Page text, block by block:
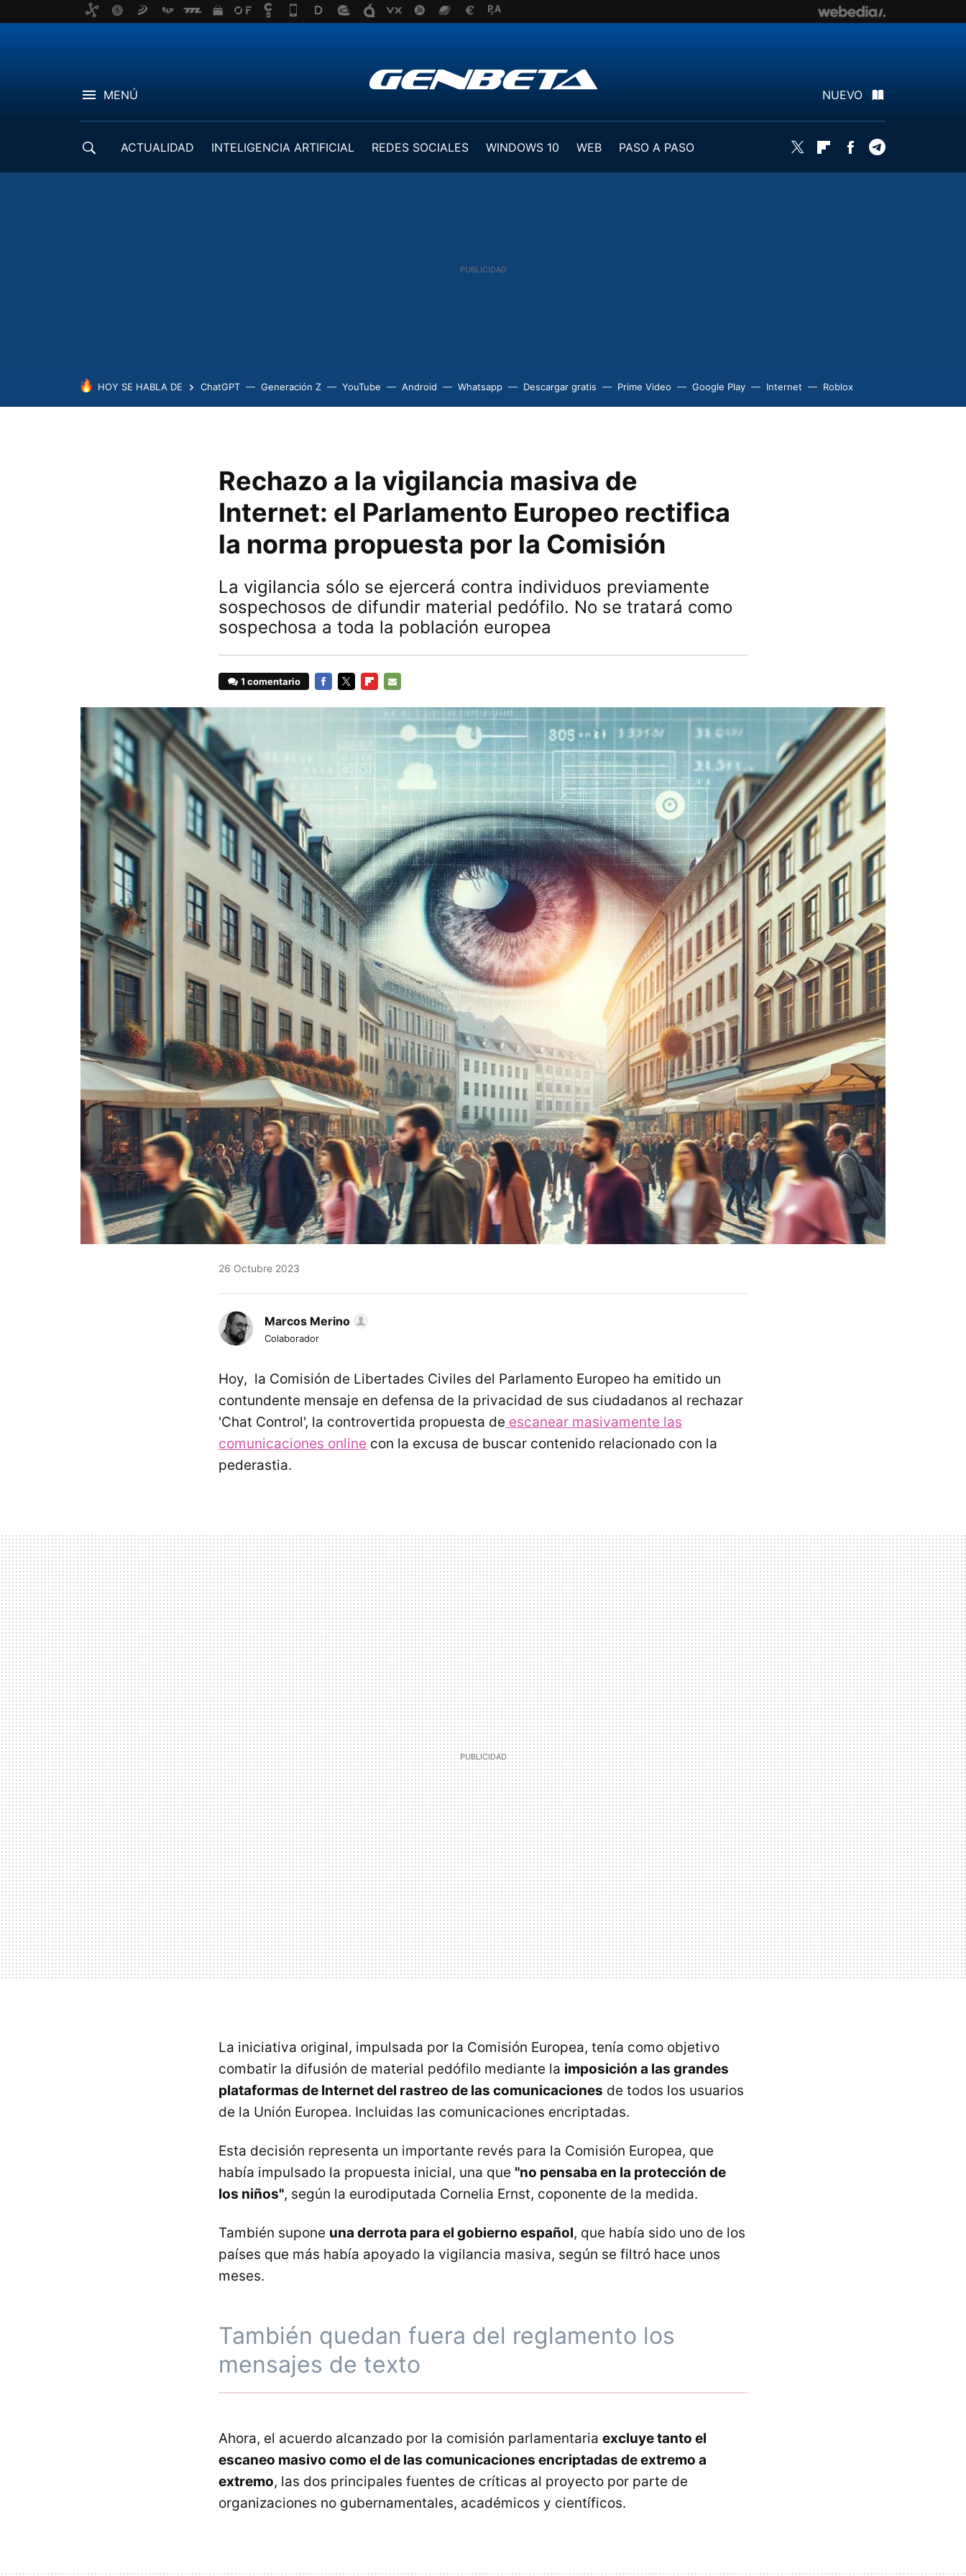
MENÚ NUEVO
ACTUALIDAD INTELIGENCIA ARTIFICIAL REDES SOCIALES WINDOWS 10 WEB
PASO A PASO
Twitter FlipboardFacebook
HOY SE HABLA DE ChatGPT Generación Z YouTube Android Whatsapp Descargar gratis Prime Video Google Play Internet Roblox
Rechazo a la vigilancia masiva de
Internet: el Parlamento Europeo rectifica
la norma propuesta por la Comisión
La vigilancia sólo se ejercerá contra individuos previamente
sospechosos de difundir material pedófilo. No se tratará como
sospechosa a toda la población europea
1 comentario
26 Octubre 2023
Marcos Merino
Colaborador
Hoy, la Comisión de Libertades Civiles del Parlamento Europeo ha emitido un
contundente mensaje en defensa de la privacidad de sus ciudadanos al rechazar
'Chat Control', la controvertida propuesta de escanear masivamente las
comunicaciones online con la excusa de buscar contenido relacionado con la
pederastia.
La iniciativa original, impulsada por la Comisión Europea, tenía como objetivo
combatir la difusión de material pedófilo mediante la imposición a las grandes
plataformas de Internet del rastreo de las comunicaciones de todos los usuarios
de la Unión Europea. Incluidas las comunicaciones encriptadas.
Esta decisión representa un importante revés para la Comisión Europea, que
había impulsado la propuesta inicial, una que "no pensaba en la protección de
los niños", según la eurodiputada Cornelia Ernst, coponente de la medida.
También supone una derrota para el gobierno español, que había sido uno de los
países que más había apoyado la vigilancia masiva, según se filtró hace unos
meses.
También quedan fuera del reglamento los
mensajes de texto
Ahora, el acuerdo alcanzado por la comisión parlamentaria excluye tanto el
escaneo masivo como el de las comunicaciones encriptadas de extremo a
extremo, las dos principales fuentes de críticas al proyecto por parte de
organizaciones no gubernamentales, académicos y científicos.